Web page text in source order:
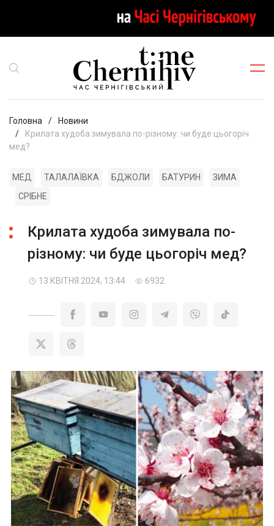
Головна
Новини
Крилата худоба зимувала по-різному: чи буде цьогоріч
мед?
МЕД ТАЛАЛАЇВКА БДЖОЛИ БАТУРИН
ЗИМА
СРІБНЕ
Крилата худоба зимувала по-
різному: чи буде цьогоріч мед?
13 КВІТНЯ 2024, 13:44 6932